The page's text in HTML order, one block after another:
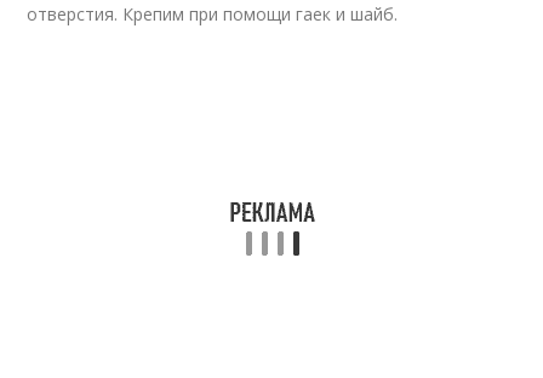
отверстия. Крепим при помощи гаек и шайб.